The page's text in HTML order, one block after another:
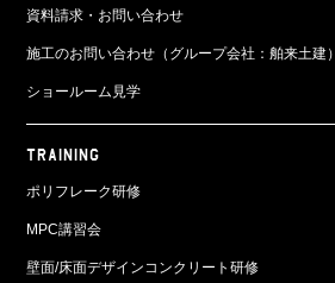
資料請求・お問い合わせ
施工のお問い合わせ（グループ会社：舶来土建）
ショールーム見学
TRAINING
ポリフレーク研修
MPC講習会
壁面/床面デザインコンクリート研修